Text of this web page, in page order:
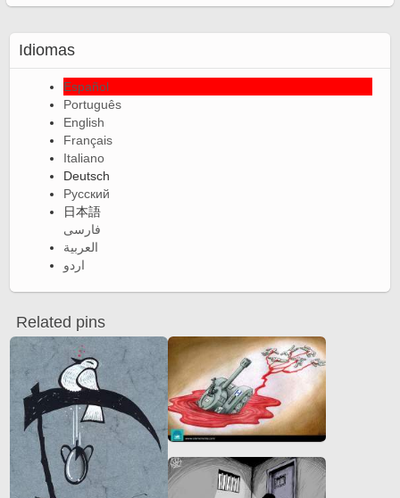
Idiomas
Español
Português
English
Français
Italiano
Deutsch
Русский
日本語
فارسی
العربية
اردو
Related pins